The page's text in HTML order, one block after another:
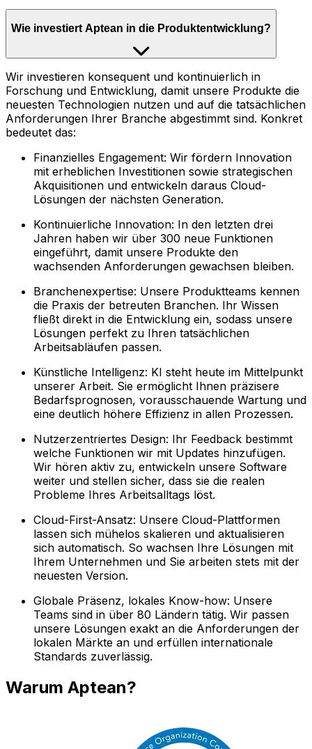
Wie investiert Aptean in die Produktentwicklung?
Wir investieren konsequent und kontinuierlich in
Forschung und Entwicklung, damit unsere Produkte die
neuesten Technologien nutzen und auf die tatsächlichen
Anforderungen Ihrer Branche abgestimmt sind. Konkret
bedeutet das:
Finanzielles Engagement: Wir fördern Innovation
mit erheblichen Investitionen sowie strategischen
Akquisitionen und entwickeln daraus Cloud-
Lösungen der nächsten Generation.
Kontinuierliche Innovation: In den letzten drei
Jahren haben wir über 300 neue Funktionen
eingeführt, damit unsere Produkte den
wachsenden Anforderungen gewachsen bleiben.
Branchenexpertise: Unsere Produktteams kennen
die Praxis der betreuten Branchen. Ihr Wissen
fließt direkt in die Entwicklung ein, sodass unsere
Lösungen perfekt zu Ihren tatsächlichen
Arbeitsabläufen passen.
Künstliche Intelligenz: KI steht heute im Mittelpunkt
unserer Arbeit. Sie ermöglicht Ihnen präzisere
Bedarfsprognosen, vorausschauende Wartung und
eine deutlich höhere Effizienz in allen Prozessen.
Nutzerzentriertes Design: Ihr Feedback bestimmt
welche Funktionen wir mit Updates hinzufügen.
Wir hören aktiv zu, entwickeln unsere Software
weiter und stellen sicher, dass sie die realen
Probleme Ihres Arbeitsalltags löst.
Cloud-First-Ansatz: Unsere Cloud-Plattformen
lassen sich mühelos skalieren und aktualisieren
sich automatisch. So wachsen Ihre Lösungen mit
Ihrem Unternehmen und Sie arbeiten stets mit der
neuesten Version.
Globale Präsenz, lokales Know-how: Unsere
Teams sind in über 80 Ländern tätig. Wir passen
unsere Lösungen exakt an die Anforderungen der
lokalen Märkte an und erfüllen internationale
Standards zuverlässig.
Warum Aptean?